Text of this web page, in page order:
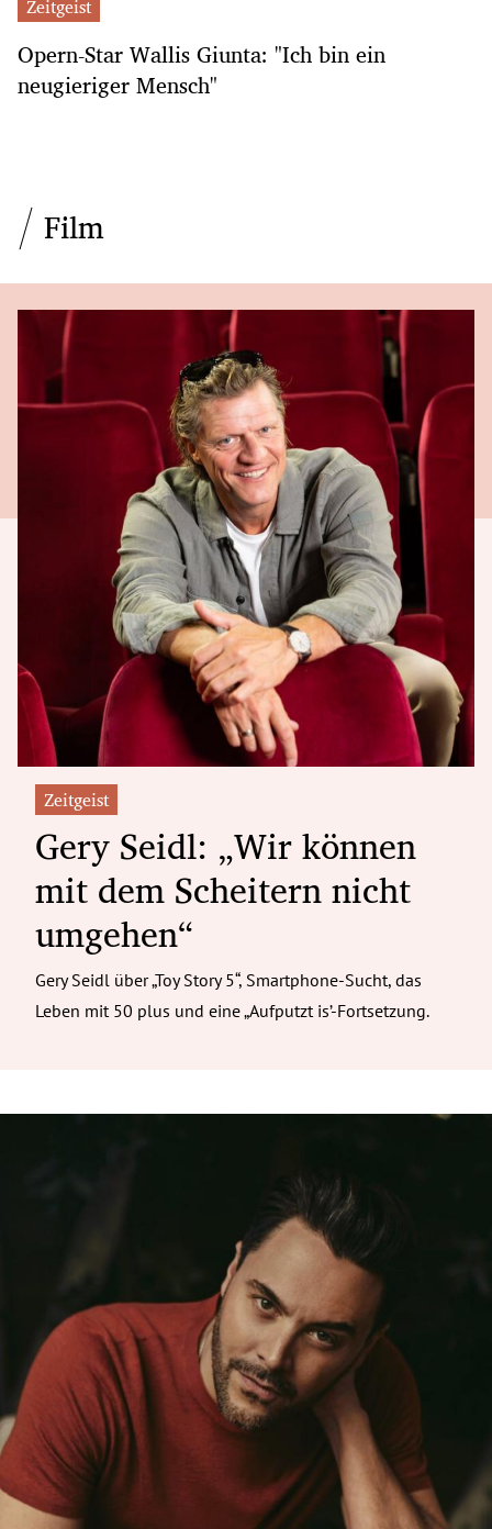
Zeitgeist
Opern-Star Wallis Giunta: "Ich bin ein
neugieriger Mensch"
Film
Zeitgeist
Gery Seidl: „Wir können
mit dem Scheitern nicht
umgehen“
Gery Seidl über „Toy Story 5“, Smartphone-Sucht, das
Leben mit 50 plus und eine „Aufputzt is’-Fortsetzung.